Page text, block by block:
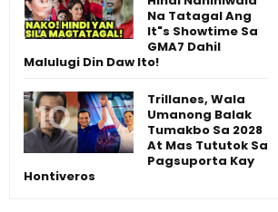
Na Tatagal Ang
It"s Showtime Sa
GMA7 Dahil
Malulugi Din Daw Ito!
Trillanes, Wala
Umanong Balak
Tumakbo Sa 2028
At Mas Tututok Sa
Pagsuporta Kay
Hontiveros